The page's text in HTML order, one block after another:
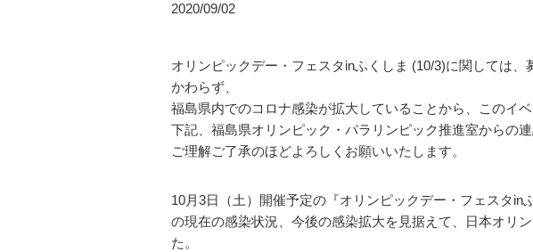
2020/09/02
オリンピックデー・フェスタinふくしま (10/3)に関しては
かわらず、
福島県内でのコロナ感染が拡大していることから、このイ
下記、福島県オリンピック・パラリンピック推進室からの連
ご理解ご了承のほどよろしくお願いいたします。
10月3日（土）開催予定の『オリンピックデー・フェスタin
の現在の感染状況、今後の感染拡大を見据えて、日本オリ
た。